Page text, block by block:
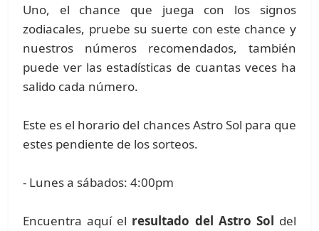
Uno, el chance que juega con los signos
zodiacales, pruebe su suerte con este chance y
nuestros números recomendados, también
puede ver las estadísticas de cuantas veces ha
salido cada número.
Este es el horario del chances Astro Sol para que
estes pendiente de los sorteos.
- Lunes a sábados: 4:00pm
Encuentra aquí el resultado del Astro Sol del